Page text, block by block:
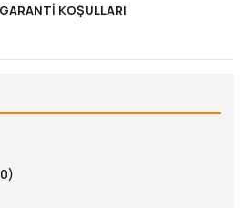
GARANTI KOŞULLARI